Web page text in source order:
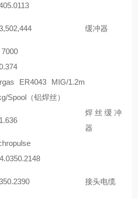
缓冲器
ER4043 MIG/1.2m
Spool（铝焊丝）
焊丝缓冲
器
接头电缆